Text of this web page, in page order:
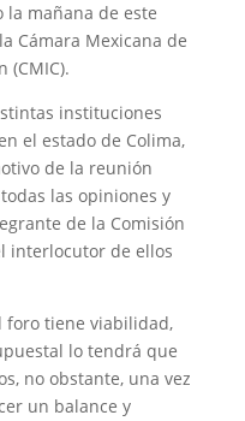
la mañana de este
Cámara Mexicana de
(CMIC).
instituciones
el estado de Colima,
de la reunión
las opiniones y
de la Comisión
interlocutor de ellos
foro tiene viabilidad,
lo tendrá que
no obstante, una vez
un balance y